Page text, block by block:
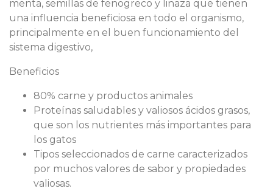
menta, semillas de fenogreco y linaza que tienen
una influencia beneficiosa en todo el organismo,
principalmente en el buen funcionamiento del
sistema digestivo,
Beneficios
80% carne y productos animales
Proteínas saludables y valiosos ácidos grasos,
que son los nutrientes más importantes para
los gatos
Tipos seleccionados de carne caracterizados
por muchos valores de sabor y propiedades
valiosas.